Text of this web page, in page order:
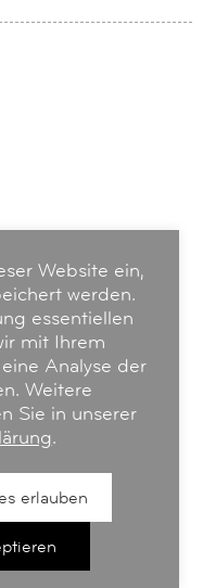
Website ein,
werden.
essentiellen
mit Ihrem
Analyse der
Weitere
Sie in unserer
.